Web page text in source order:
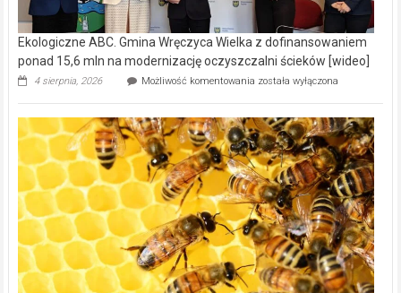
Ekologiczne ABC. Gmina Wręczyca Wielka z dofinansowaniem
ponad 15,6 mln na modernizację oczyszczalni ścieków [wideo]
4 sierpnia, 2026 Możliwość komentowania Ekologiczne
Wręczyca
Wielka
z
dofinansowaniem
ponad
15,6
mln
na
modernizację
oczyszczalni
ścieków
[wideo]
została wyłączona